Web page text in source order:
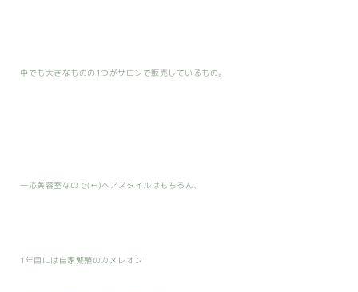
中でも大きなものの1つがサロンで販売しているもの。
一応美容室なので(←)ヘアスタイルはもちろん、
1年目には自家繁殖のカメレオン